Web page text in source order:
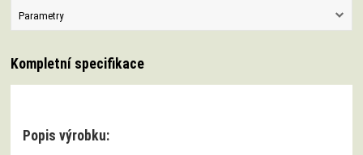
Parametry
Kompletní specifikace
Popis výrobku: